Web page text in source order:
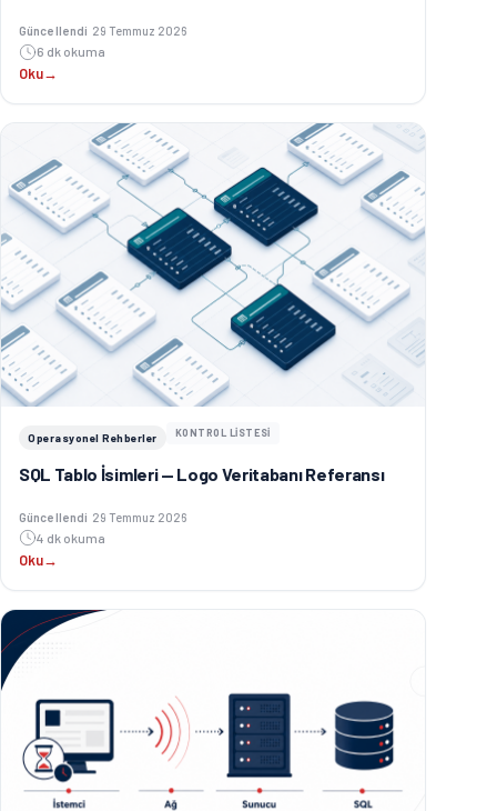
Güncellenme tarihi:
Güncellendi 29 Temmuz 2026
6 dk okuma
Oku→
Operasyonel Rehberler KONTROL LİSTESİ
SQL Tablo İsimleri — Logo Veritabanı Referansı
Güncellenme tarihi:
Güncellendi 29 Temmuz 2026
4 dk okuma
Oku→